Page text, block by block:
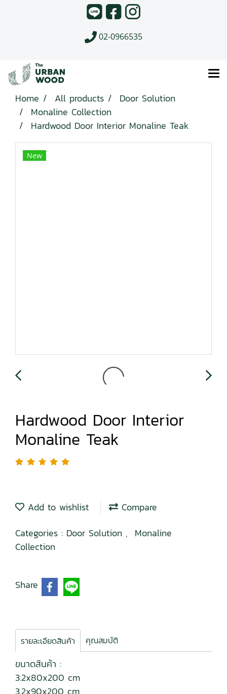
02-0966535
Home All products
Door Solution
Monaline Collection
Hardwood Door Interior Monaline Teak
New
Hardwood Door Interior
Monaline Teak
Add to wishlist
Compare
Categories : Door Solution , Monaline
Collection
Share
รายละเอียดสินค้า คุณสมบัติ
ขนาดสินค้า :
3.2x80x200 cm